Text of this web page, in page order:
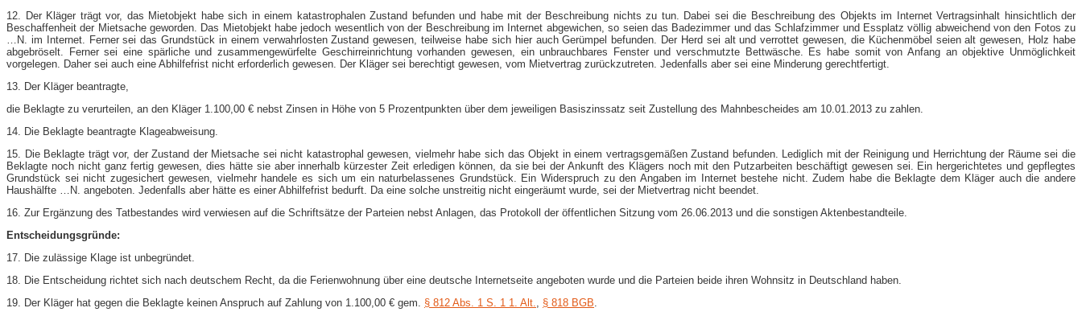
12. Der Kläger trägt vor, das Mietobjekt habe sich in einem katastrophalen Zustand befunden und habe mit der Beschreibung nichts zu tun. Dabei sei die Beschreibung des Objekts im Internet Vertragsinhalt hinsichtlich der
Beschaffenheit der Mietsache geworden. Das Mietobjekt habe jedoch wesentlich von der Beschreibung im Internet abgewichen, so seien das Badezimmer und das Schlafzimmer und Essplatz völlig abweichend von den Fotos zu
…N. im Internet. Ferner sei das Grundstück in einem verwahrlosten Zustand gewesen, teilweise habe sich hier auch Gerümpel befunden. Der Herd sei alt und verrottet gewesen, die Küchenmöbel seien alt gewesen, Holz habe
abgebröselt. Ferner sei eine spärliche und zusammengewürfelte Geschirreinrichtung vorhanden gewesen, ein unbrauchbares Fenster und verschmutzte Bettwäsche. Es habe somit von Anfang an objektive Unmöglichkeit
vorgelegen. Daher sei auch eine Abhilfefrist nicht erforderlich gewesen. Der Kläger sei berechtigt gewesen, vom Mietvertrag zurückzutreten. Jedenfalls aber sei eine Minderung gerechtfertigt.
13. Der Kläger beantragte,
die Beklagte zu verurteilen, an den Kläger 1.100,00 € nebst Zinsen in Höhe von 5 Prozentpunkten über dem jeweiligen Basiszinssatz seit Zustellung des Mahnbescheides am 10.01.2013 zu zahlen.
14. Die Beklagte beantragte Klageabweisung.
15. Die Beklagte trägt vor, der Zustand der Mietsache sei nicht katastrophal gewesen, vielmehr habe sich das Objekt in einem vertragsgemäßen Zustand befunden. Lediglich mit der Reinigung und Herrichtung der Räume sei die
Beklagte noch nicht ganz fertig gewesen, dies hätte sie aber innerhalb kürzester Zeit erledigen können, da sie bei der Ankunft des Klägers noch mit den Putzarbeiten beschäftigt gewesen sei. Ein hergerichtetes und gepflegtes
Grundstück sei nicht zugesichert gewesen, vielmehr handele es sich um ein naturbelassenes Grundstück. Ein Widerspruch zu den Angaben im Internet bestehe nicht. Zudem habe die Beklagte dem Kläger auch die andere
Haushälfte …N. angeboten. Jedenfalls aber hätte es einer Abhilfefrist bedurft. Da eine solche unstreitig nicht eingeräumt wurde, sei der Mietvertrag nicht beendet.
16. Zur Ergänzung des Tatbestandes wird verwiesen auf die Schriftsätze der Parteien nebst Anlagen, das Protokoll der öffentlichen Sitzung vom 26.06.2013 und die sonstigen Aktenbestandteile.
Entscheidungsgründe:
17. Die zulässige Klage ist unbegründet.
18. Die Entscheidung richtet sich nach deutschem Recht, da die Ferienwohnung über eine deutsche Internetseite angeboten wurde und die Parteien beide ihren Wohnsitz in Deutschland haben.
19. Der Kläger hat gegen die Beklagte keinen Anspruch auf Zahlung von 1.100,00 € gem. § 812 Abs. 1 S. 1 1. Alt. § 818 BGB